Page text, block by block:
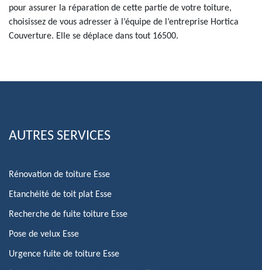
pour assurer la réparation de cette partie de votre toiture,
choisissez de vous adresser à l’équipe de l’entreprise Hortica
Couverture. Elle se déplace dans tout 16500.
AUTRES SERVICES
Rénovation de toiture Esse
Etanchéité de toit plat Esse
Recherche de fuite toiture Esse
Pose de velux Esse
Urgence fuite de toiture Esse